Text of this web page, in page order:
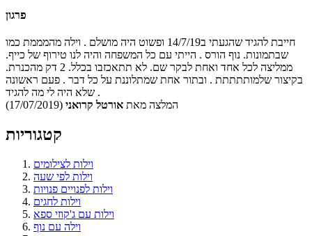
פרגון
חייבת להגיד שהגעתי ב14/7/19 ופשוט היה מושלם . וילה מהמממת כמו
שבתמונות. נוף הורס . הייתי עם כל המשפחה והיה לנו טירוף של כייף.
ממליצה לכל אחד ואחת לבקר שם. לא תתאכזבו בכלל. 2 דק מהכנרת.
בקיצור שלמותתתתת . ובתור אחת שמתלוננת על כל דבר . פעם ראשונה
שלא היה לי מה להגיד .
המלצה מאת אורטל קרואני (17/07/2019)
קטגוריות
וילות לצילומים
וילות לפי שעה
וילות לפנויים פנויות
וילות לחגים
וילות עם ג'קוזי ספא
וילה עם נוף